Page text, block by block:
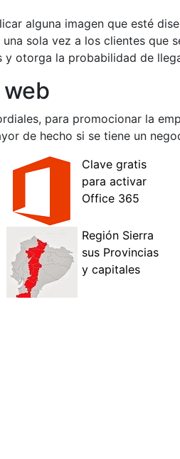
alguna imagen que esté
sola vez a los clientes
y otorga la probabilidad de
para promocionar la
de hecho si se tiene un